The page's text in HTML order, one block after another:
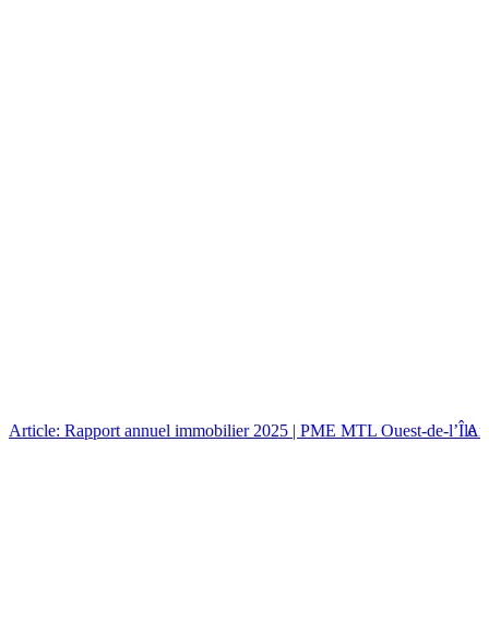
Article: Rapport annuel immobilier 2025 | PME MTL Ouest-de-l’Île